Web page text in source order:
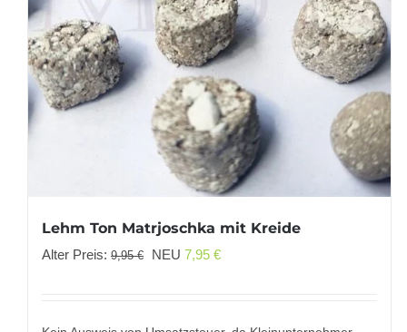
Lehm Ton Matrjoschka mit Kreide
Alter Preis: 9,95€
Ursprünglicher
NEU 7,95 €Aktueller